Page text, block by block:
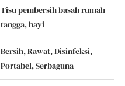
Tisu pembersih basah rumah
tangga, bayi
Bersih, Rawat, Disinfeksi,
Portabel, Serbaguna